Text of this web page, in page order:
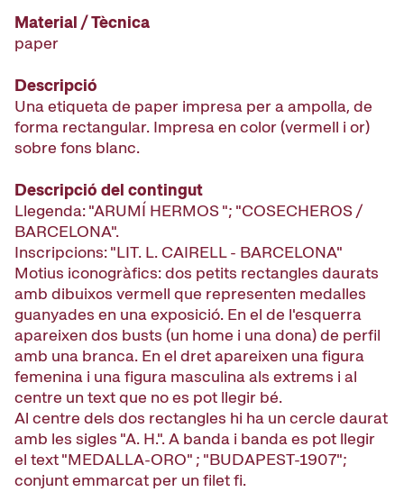
Material / Tècnica
paper
Descripció
Una etiqueta de paper impresa per a ampolla, de
forma rectangular. Impresa en color (vermell i or)
sobre fons blanc.
Descripció del contingut
Llegenda: "ARUMÍ HERMOS "; "COSECHEROS /
BARCELONA".
Inscripcions: "LIT. L. CAIRELL - BARCELONA"
Motius iconogràfics: dos petits rectangles daurats
amb dibuixos vermell que representen medalles
guanyades en una exposició. En el de l'esquerra
apareixen dos busts (un home i una dona) de perfil
amb una branca. En el dret apareixen una figura
femenina i una figura masculina als extrems i al
centre un text que no es pot llegir bé.
Al centre dels dos rectangles hi ha un cercle daurat
amb les sigles "A. H.". A banda i banda es pot llegir
el text "MEDALLA-ORO" ; "BUDAPEST-1907";
conjunt emmarcat per un filet fi.